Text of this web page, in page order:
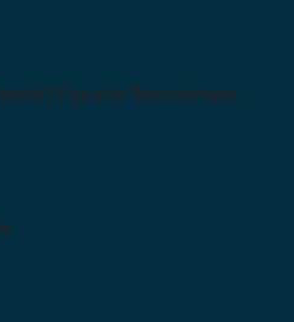
| Faculty Recruitment